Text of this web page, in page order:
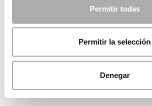
Permitir todas
Permitir la selección
Denegar